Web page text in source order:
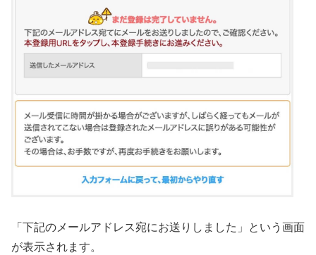
「下記のメールアドレス宛にお送りしました」という画面
が表示されます。